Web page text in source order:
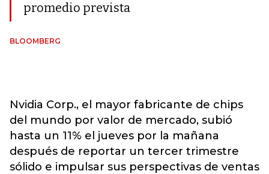
promedio prevista
BLOOMBERG
Nvidia Corp., el mayor fabricante de chips
del mundo por valor de mercado, subió
hasta un 11% el jueves por la mañana
después de reportar un tercer trimestre
sólido e impulsar sus perspectivas de ventas